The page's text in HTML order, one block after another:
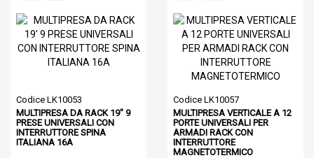
Codice LK10053
MULTIPRESA DA RACK 19" 9
PRESE UNIVERSALI CON
INTERRUTTORE SPINA
ITALIANA 16A
Codice LK10057
MULTIPRESA VERTICALE A 12
PORTE UNIVERSALI PER
ARMADI RACK CON
INTERRUTTORE
MAGNETOTERMICO